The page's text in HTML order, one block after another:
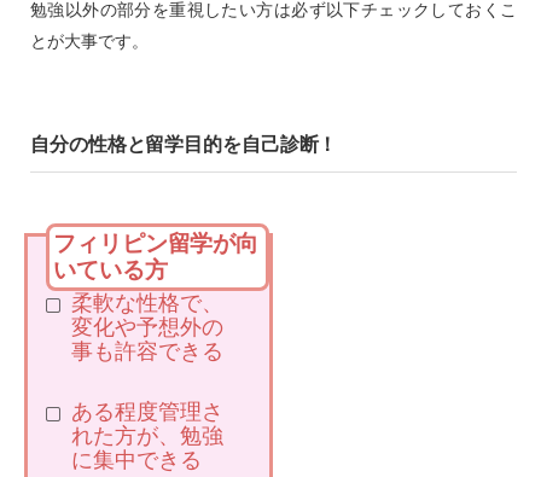
勉強以外の部分を重視したい方は必ず以下チェックしておくこ
とが大事です。
自分の性格と留学目的を自己診断！
フィリピン留学が向
いている方
柔軟な性格で、
変化や予想外の
事も許容できる
ある程度管理さ
れた方が、勉強
に集中できる